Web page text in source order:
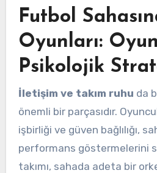
Futbol
Oyunları:
Psikolojik
İletişim ve takım ruhu da
önemli bir parçasıdır.
işbirliği ve güven bağlılığı,
performans göstermelerini
takımı, sahada adeta bir